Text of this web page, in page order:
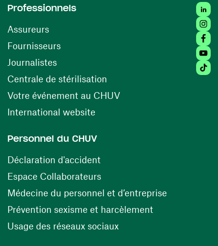
Professionnels
Assureurs
Fournisseurs(ouvre une nouvelle fenêtre)
Journalistes
Centrale de stérilisation (ouvre une nouvelle
Votre événement au CHUV(ouvre une nouvelle
International website
Personnel du CHUV
Déclaration d'accident
Espace Collaborateurs(ouvre une nouvelle fenêtre)
Médecine du personnel et d’entreprise
Prévention sexisme et harcèlement
Usage des réseaux sociaux(ouvre une nouvelle